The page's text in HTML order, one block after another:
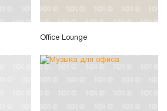
Office Lounge